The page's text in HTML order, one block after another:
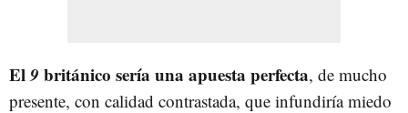
El9 británico sería una apuesta perfecta, de mucho
presente, con calidad contrastada, que infundiría miedo